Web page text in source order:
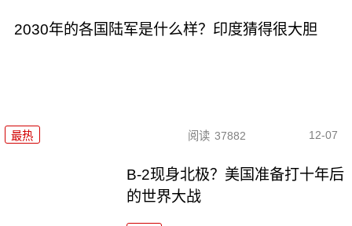
2030年的各国陆军是什么样？印度猜得很大胆
最热 阅读 37882 12-07
B-2现身北极？美国准备打十年后
的世界大战